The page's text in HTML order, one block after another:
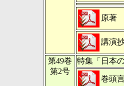
原著
講演
第49巻
第2号
特集「日本
巻頭